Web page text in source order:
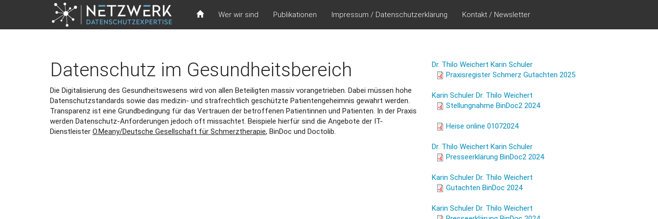
Wer wir sind Publikationen Impressum / Datenschutzerklärung Kontakt / Newsletter
Datenschutz im Gesundheitsbereich
Die Digitalisierung des Gesundheitswesens wird von allen Beteiligten massiv vorangetrieben. Dabei müssen hohe
Datenschutzstandards sowie das medizin- und strafrechtlich geschützte Patientengeheimnis gewahrt werden.
Transparenz ist eine Grundbedingung für das Vertrauen der betroffenen Patientinnen und Patienten. In der Praxis
werden Datenschutz-Anforderungen jedoch oft missachtet. Beispiele hierfür sind die Angebote der IT-
Dienstleister O.Meany/Deutsche Gesellschaft für Schmerztherapie, BinDoc und Doctolib.
Praxisregister Schmerz Gutachten
2025
Dr. Thilo Weichert Karin Schuler
Praxisregister Schmerz Gutachten 2025
Stellungnahme BinDoc2 2024
Karin Schuler Dr. Thilo Weichert
Stellungnahme BinDoc2 2024
Heise online 01072024
Presseerklärung BinDoc2 2024
Dr. Thilo Weichert Karin Schuler
Presseerklärung BinDoc2 2024
Gutachten BinDoc 2024
Karin Schuler Dr. Thilo Weichert
Gutachten BinDoc 2024
Karin Schuler Dr. Thilo Weichert